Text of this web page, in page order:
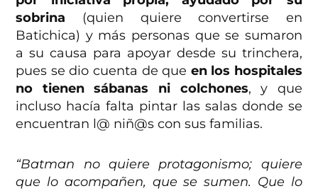
sobrina (quien quiere convertirse en
Batichica) y más personas que se sumaron
a su causa para apoyar desde su trinchera,
pues se dio cuenta de que en los hospitales
no tienen sábanas ni colchones, y que
incluso hacía falta pintar las salas donde se
encuentran l@ niñ@s con sus familias.
“Batman no quiere protagonismo; quiere
que lo acompañen, que se sumen. Que lo